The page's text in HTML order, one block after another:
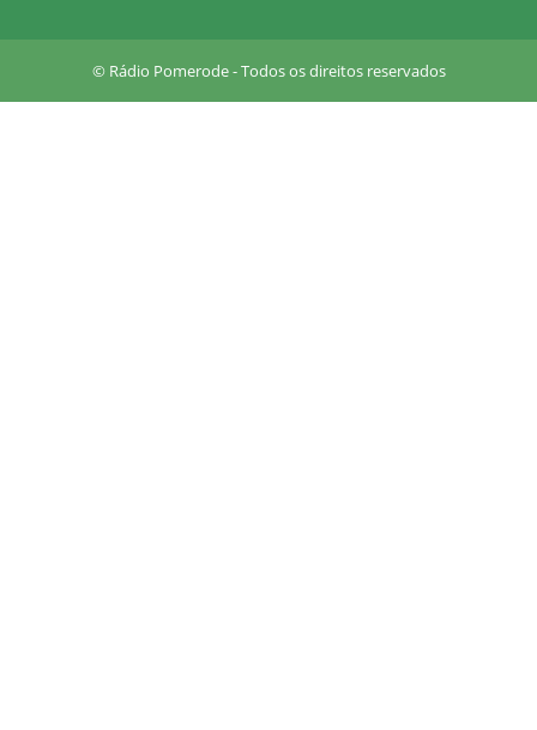
a
© Rádio Pomerode - Todos os direitos reservados